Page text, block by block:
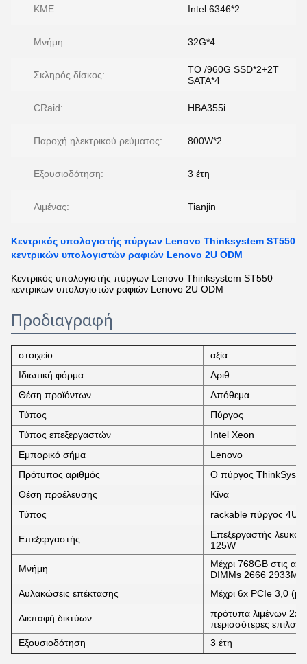
ΚΜΕ: Intel 6346*2
Μνήμη: 32G*4
Σκληρός δίσκος:
ΤΟ /960G SSD*2+2T
SATA*4
CRaid: HBA355i
Παροχή ηλεκτρικού ρεύματος: 800W*2
Εξουσιοδότηση: 3 έτη
Λιμένας: Tianjin
Κεντρικός υπολογιστής πύργων Lenovo Thinksystem ST550
κεντρικών υπολογιστών ραφιών Lenovo 2U ODM
Κεντρικός υπολογιστής πύργων Lenovo Thinksystem ST550
κεντρικών υπολογιστών ραφιών Lenovo 2U ODM
Προδιαγραφή
στοιχείο
αξία
Ιδιωτική φόρμα
Αριθ.
Θέση προϊόντων
Απόθεμα
Τύπος
Πύργος
Τύπος επεξεργαστών
Intel Xeon
Εμπορικό σήμα
Lenovo
Πρότυπος αριθμός
Ο πύργος
Θέση προέλευσης
Κίνα
Τύπος
rackable πύργος 4U
Επεξεργαστής
Επεξεργαστής
125W
Μνήμη
Μέχρι 768GB στις
DIMMs 2666
Αυλακώσεις επέκτασης
Μέχρι 6x PCIe 3,0 (με
Διεπαφή δικτύων
πρότυπα λιμένων 2x
περισσότερες
Εξουσιοδότηση
3 έτη